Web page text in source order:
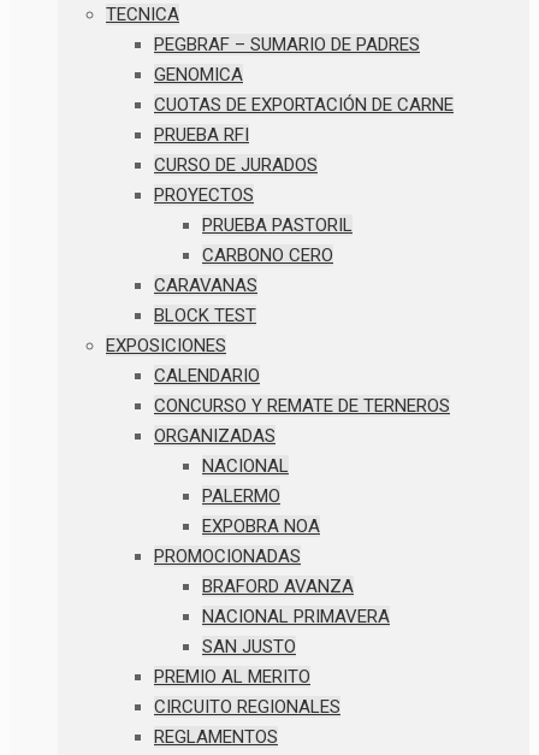
TECNICA
PEGBRAF – SUMARIO DE PADRES
GENOMICA
CUOTAS DE EXPORTACIÓN DE CARNE
PRUEBA RFI
CURSO DE JURADOS
PROYECTOS
PRUEBA PASTORIL
CARBONO CERO
CARAVANAS
BLOCK TEST
EXPOSICIONES
CALENDARIO
CONCURSO Y REMATE DE TERNEROS
ORGANIZADAS
NACIONAL
PALERMO
EXPOBRA NOA
PROMOCIONADAS
BRAFORD AVANZA
NACIONAL PRIMAVERA
SAN JUSTO
PREMIO AL MERITO
CIRCUITO REGIONALES
REGLAMENTOS